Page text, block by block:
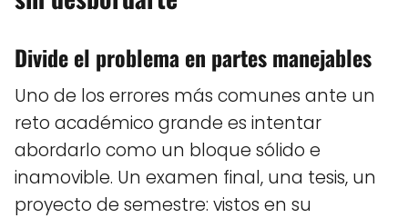
Divide el problema en partes manejables
Uno de los errores más comunes ante un
reto académico grande es intentar
abordarlo como un bloque sólido e
inamovible. Un examen final, una tesis, un
proyecto de semestre: vistos en su